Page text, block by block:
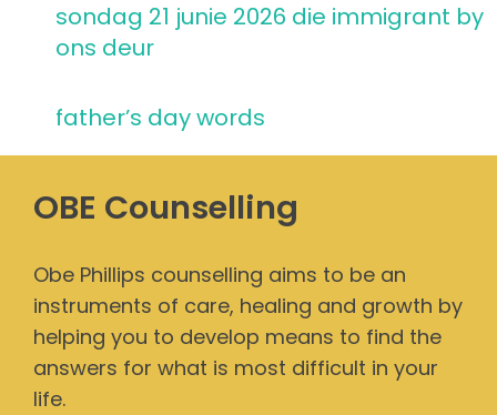
sondag 21 junie 2026 die immigrant by
ons deur
father’s day words
OBE Counselling
Obe Phillips counselling aims to be an
instruments of care, healing and growth by
helping you to develop means to find the
answers for what is most difficult in your
life.